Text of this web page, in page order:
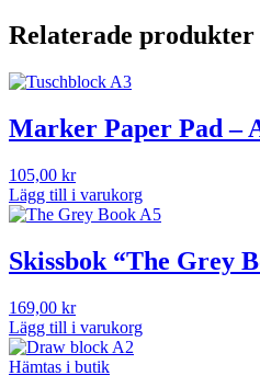
Relaterade produkter
Marker Paper Pad –
105,00 kr
Lägg till i varukorg
Skissbok “The Grey
169,00 kr
Lägg till i varukorg
Hämtas i butik